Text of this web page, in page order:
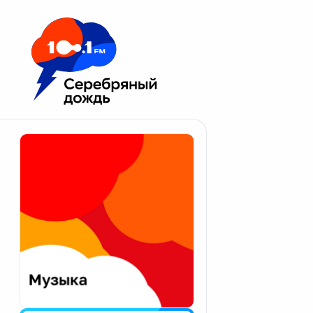
Москва 100.1 FM
Апатиты
Екатеринбург
Калининград
Калуга